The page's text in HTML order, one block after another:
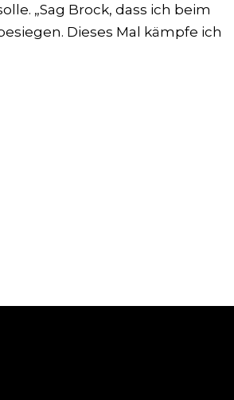
„Sag Brock, dass ich beim
Dieses Mal kämpfe ich